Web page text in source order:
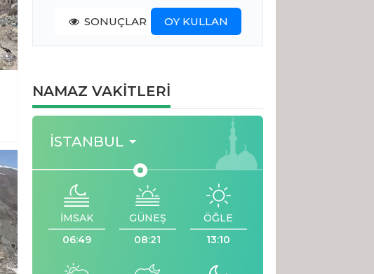
SONUÇLAR OY KULLAN
NAMAZ VAKİTLERİ
İSTANBUL
İMSAK
06:49
GÜNEŞ
08:21
ÖĞLE
13:10